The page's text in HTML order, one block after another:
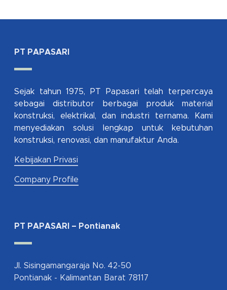
PT PAPASARI
Sejak tahun 1975, PT Papasari telah terpercaya
sebagai distributor berbagai produk material
konstruksi, elektrikal, dan industri ternama. Kami
menyediakan solusi lengkap untuk kebutuhan
konstruksi, renovasi, dan manufaktur Anda.
Kebijakan Privasi
Company Profile
PT PAPASARI – Pontianak
Jl. Sisingamangaraja No. 42-50
Pontianak - Kalimantan Barat 78117